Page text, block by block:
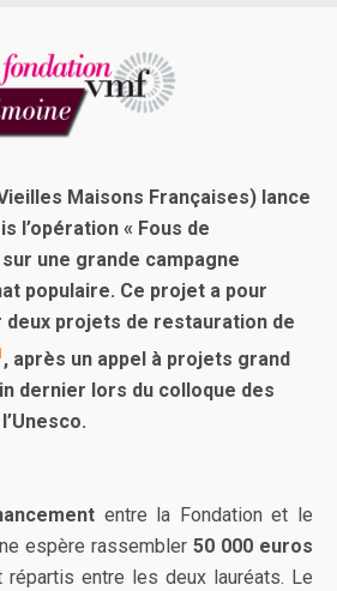
Maisons Françaises) lance
l’opération « Fous de
une grande campagne
populaire. Ce projet a pour
projets de restauration de
, après un appel à projets grand
dernier lors du colloque des
entre la Fondation et le
espère rassembler 50 000 euros
répartis entre les deux lauréats. Le